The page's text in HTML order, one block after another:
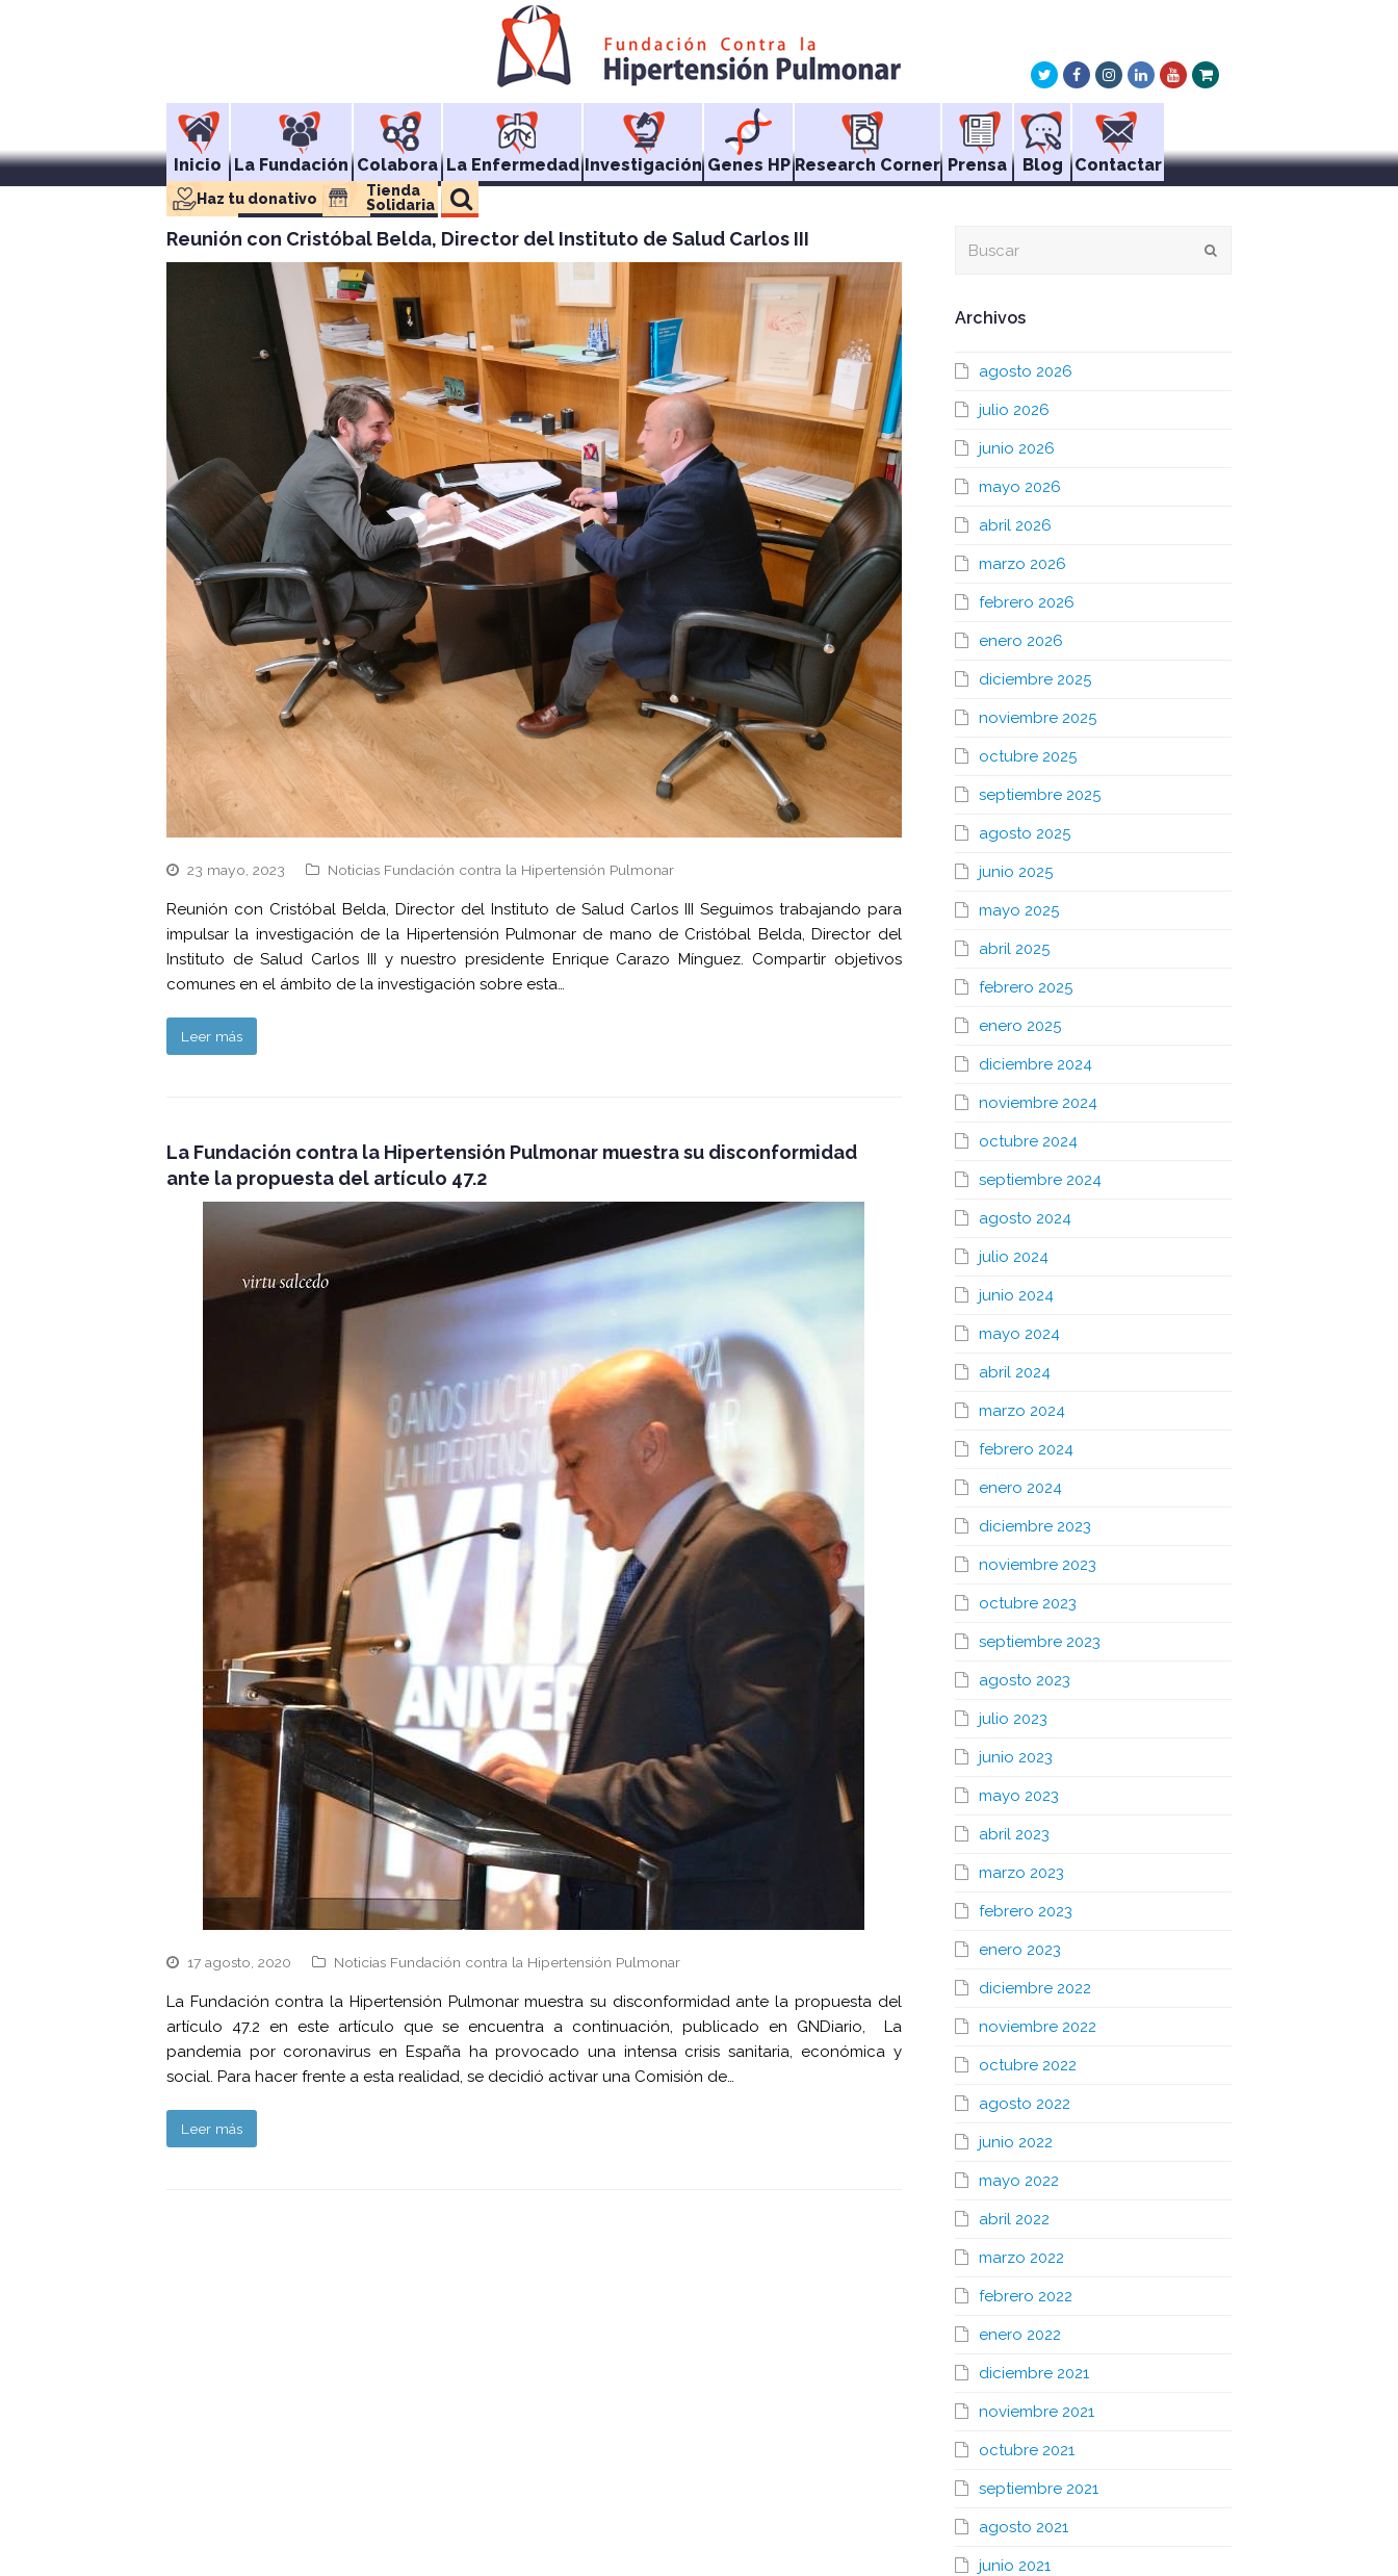
TwitterFacebookInstagram
LinkedInYoutube
Xing
Inicio La Fundación Colabora La Enfermedad Investigación Genes HP Research Corner Prensa Blog Contactar
Haz tu donativo
Tienda
Solidaria
Reunión con Cristóbal Belda, Director del Instituto de Salud Carlos III
23 mayo, 2023 Noticias Fundación contra la Hipertensión Pulmonar
Reunión con Cristóbal Belda, Director del Instituto de Salud Carlos III Seguimos trabajando para
impulsar la investigación de la Hipertensión Pulmonar de mano de Cristóbal Belda, Director del
Instituto de Salud Carlos III y nuestro presidente Enrique Carazo Mínguez. Compartir objetivos
comunes en el ámbito de la investigación sobre esta…
Leer más
La Fundación contra la Hipertensión Pulmonar muestra su disconformidad
ante la propuesta del artículo 47.2
17 agosto, 2020 Noticias Fundación contra la Hipertensión Pulmonar
La Fundación contra la Hipertensión Pulmonar muestra su disconformidad ante la propuesta del
artículo 47.2 en este artículo que se encuentra a continuación, publicado en GNDiario, La
pandemia por coronavirus en España ha provocado una intensa crisis sanitaria, económica y
social. Para hacer frente a esta realidad, se decidió activar una Comisión de…
Leer más
Archivos
agosto 2026
julio 2026
junio 2026
mayo 2026
abril 2026
marzo 2026
febrero 2026
enero 2026
diciembre 2025
noviembre 2025
octubre 2025
septiembre 2025
agosto 2025
junio 2025
mayo 2025
abril 2025
febrero 2025
enero 2025
diciembre 2024
noviembre 2024
octubre 2024
septiembre 2024
agosto 2024
julio 2024
junio 2024
mayo 2024
abril 2024
marzo 2024
febrero 2024
enero 2024
diciembre 2023
noviembre 2023
octubre 2023
septiembre 2023
agosto 2023
julio 2023
junio 2023
mayo 2023
abril 2023
marzo 2023
febrero 2023
enero 2023
diciembre 2022
noviembre 2022
octubre 2022
agosto 2022
junio 2022
mayo 2022
abril 2022
marzo 2022
febrero 2022
enero 2022
diciembre 2021
noviembre 2021
octubre 2021
septiembre 2021
agosto 2021
junio 2021